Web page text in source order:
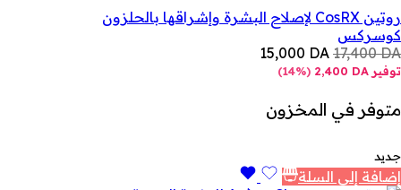
روتين CosRX لإصلاح البشرة وإشراقها بالحلزون
كوسركس
17,400DA
15,000 DA
توفير 2,400 DA
(
14%
)
متوفر في المخزون
جديد
إضافة إلى السلة